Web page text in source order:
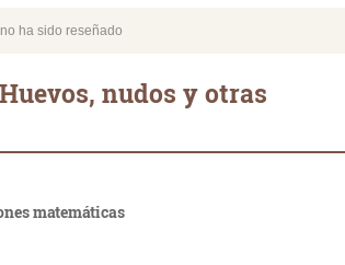
ha sido reseñado
nudos y otras
matemáticas